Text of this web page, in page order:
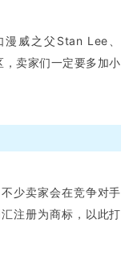
威之父Stan Lee、
卖家们一定要多加小
少卖家会在竞争对手
注册为商标，以此打